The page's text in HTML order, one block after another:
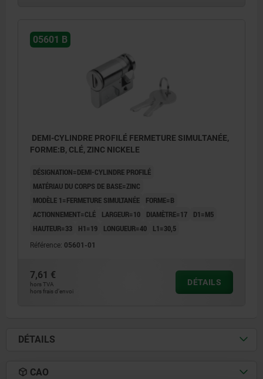
05601 B
DEMI-CYLINDRE PROFILÉ FERMETURE SIMULTANÉE,
FORME:B, CLÉ, ZINC NICKELE
DÉSIGNATION=DEMI-CYLINDRE PROFILÉ
MATÉRIAU DU CORPS DE BASE=ZINC
MODÈLE 1=FERMETURE SIMULTANÉE
FORME=B
ACTIONNEMENT=CLÉ
LARGEUR=10 DIAMÈTRE=17
D1=M5
HAUTEUR=33
H1=19 LONGUEUR=40 L1=30,5
Référence: 05601-01
7,61 €
hors TVA
hors frais d’envoi
DÉTAILS
DÉTAILS
CAO